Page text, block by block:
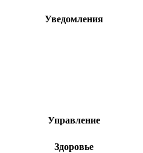
Уведомления
Управление
Здоровье